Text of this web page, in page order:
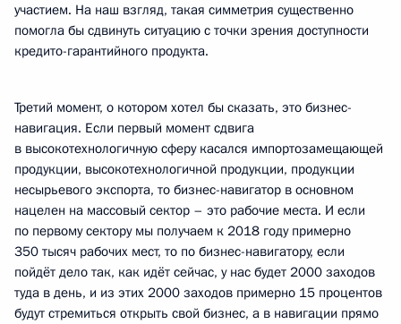
участием. На наш взгляд, такая симметрия существенно
помогла бы сдвинуть ситуацию с точки зрения доступности
кредито-гарантийного продукта.
Третий момент, о котором хотел бы сказать, это бизнес-
навигация. Если первый момент сдвига
в высокотехнологичную сферу касался импортозамещающей
продукции, высокотехнологичной продукции, продукции
несырьевого экспорта, то бизнес-навигатор в основном
нацелен на массовый сектор – это рабочие места. И если
по первому сектору мы получаем к 2018 году примерно
350 тысяч рабочих мест, то по бизнес-навигатору, если
пойдёт дело так, как идёт сейчас, у нас будет 2000 заходов
туда в день, и из этих 2000 заходов примерно 15 процентов
будут стремиться открыть свой бизнес, а в навигации прямо